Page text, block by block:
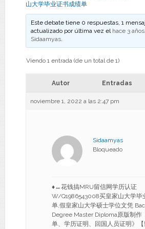
山大学毕业证书成绩单
Este debate tiene 0 respuestas, 1
actualizado por última vez el hace 3
Sidaamyas.
Viendo 1 entrada (de un total de 1)
Autor Entradas
noviembre 1, 2022 a las 2:47 pm
Sidaamyas
Bloqueado
♦↔花钱搞MRU留信网学历认证
W/Q1986543008买皇家山大学毕
单,假皇家山大学硕士学位文凭
Degree Master Diploma原版制作
单、学历证明、回国人员证明》